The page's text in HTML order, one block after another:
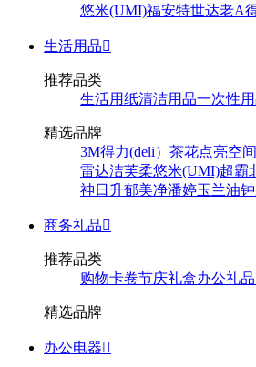
悠米(UMI)福安特世达老A
生活用品
推荐品类
生活用纸清洁用品一次性
精选品牌
3M得力(deli） 茶花点亮空间
雷达洁芙柔悠米(UMI)超霸
神 日升郁美净潘婷玉兰油
商务礼品
推荐品类
购物卡卷节庆礼盒办公礼品
精选品牌
办公电器